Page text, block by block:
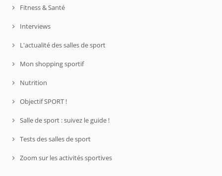
Fitness & Santé
Interviews
L'actualité des salles de sport
Mon shopping sportif
Nutrition
Objectif SPORT !
Salle de sport : suivez le guide !
Tests des salles de sport
Zoom sur les activités sportives